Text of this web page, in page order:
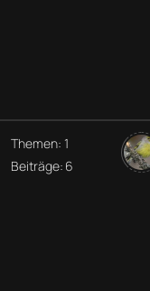
Themen: 1
Beiträge: 6